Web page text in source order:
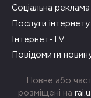
Соціальна реклама
Послуги інтернету
Інтернет-TV
Повідомити
Повне або
розміщені на